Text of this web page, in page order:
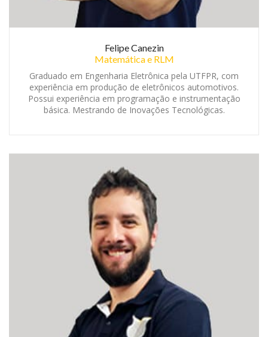
Felipe Canezin
Matemática e RLM
Graduado em Engenharia Eletrônica pela UTFPR, com
experiência em produção de eletrônicos automotivos.
Possui experiência em programação e instrumentação
básica. Mestrando de Inovações Tecnológicas.